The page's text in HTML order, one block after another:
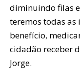
diminuindo filas e
teremos todas as
benefício,
cidadão receber
Jorge.